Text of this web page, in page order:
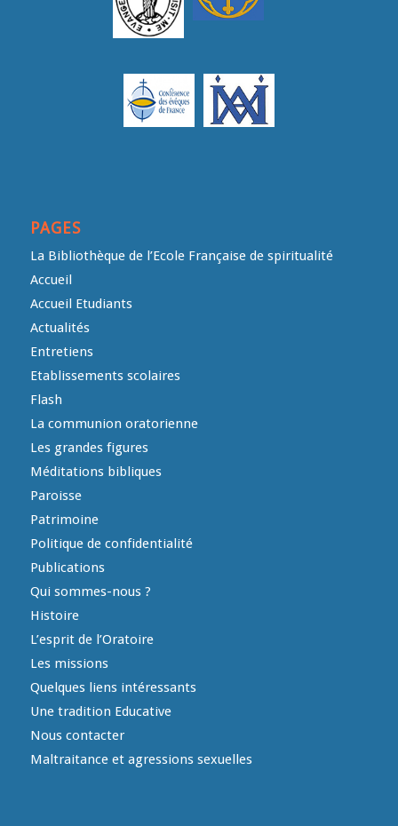
PAGES
La Bibliothèque de l’Ecole Française de spiritualité
Accueil
Accueil Etudiants
Actualités
Entretiens
Etablissements scolaires
Flash
La communion oratorienne
Les grandes figures
Méditations bibliques
Paroisse
Patrimoine
Politique de confidentialité
Publications
Qui sommes-nous ?
Histoire
L’esprit de l’Oratoire
Les missions
Quelques liens intéressants
Une tradition Educative
Nous contacter
Maltraitance et agressions sexuelles